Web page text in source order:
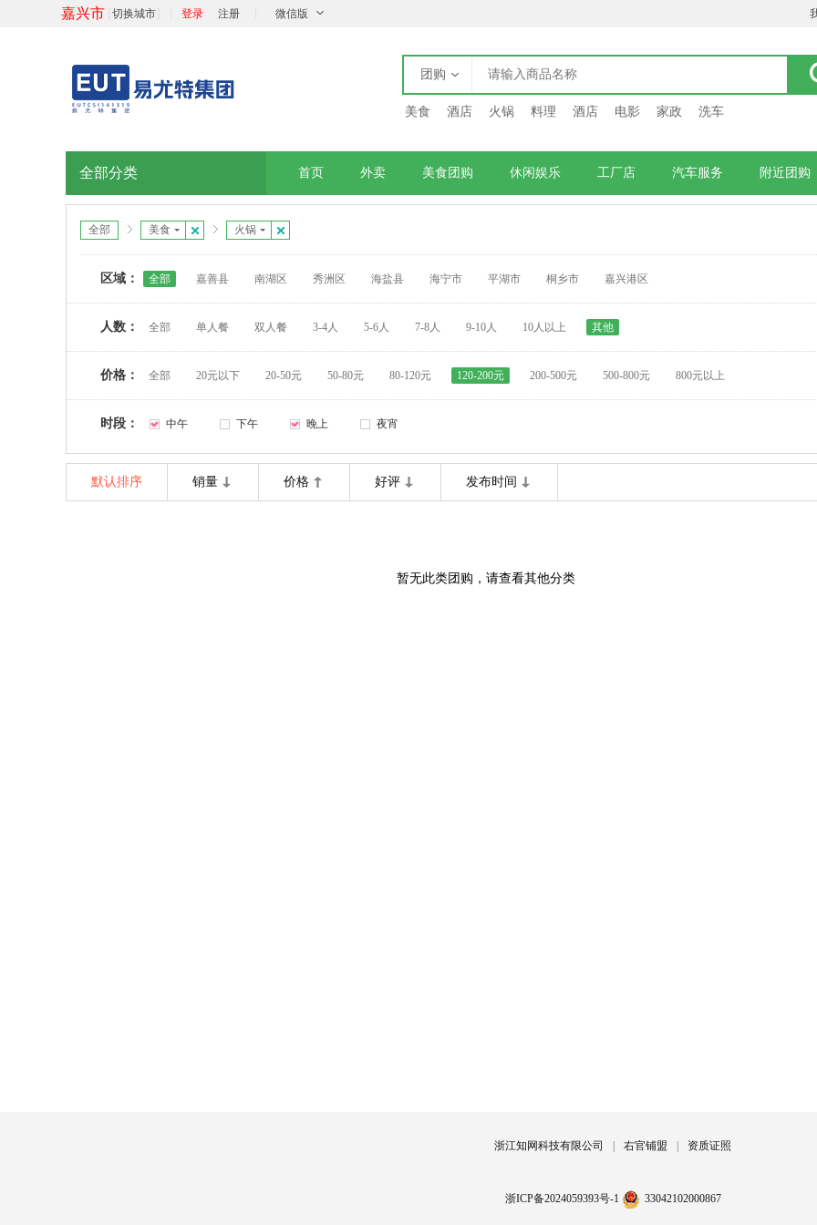
嘉兴市 切换城市 登录 注册 微信版
团购
美食 酒店 火锅 料理 酒店 电影 家政 洗车
全部分类 首页 外卖 美食团购 休闲娱乐 工厂店 汽车服务 附近团购
全部 美食 火锅
区域： 全部 嘉善县 南湖区 秀洲区 海盐县 海宁市 平湖市 桐乡市 嘉兴港区
人数： 全部 单人餐 双人餐 3-4人 5-6人 7-8人 9-10人 10人以上 其他
价格： 全部 20元以下 20-50元 50-80元 80-120元 120-200元 200-500元 500-800元 800元以上
时段： 中午 下午 晚上 夜宵
默认排序 销量 价格 好评 发布时间
暂无此类团购，请查看其他分类
浙江知网科技有限公司 右官铺盟 资质证照
浙ICP备2024059393号-1 33042102000867